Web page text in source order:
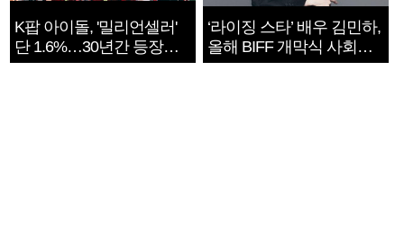
K팝 아이돌, '밀리언셀러'
단 1.6%…30년간 등장
1182개팀 전수조사
‘라이징 스타’ 배우 김민하,
올해 BIFF 개막식 사회자
확정